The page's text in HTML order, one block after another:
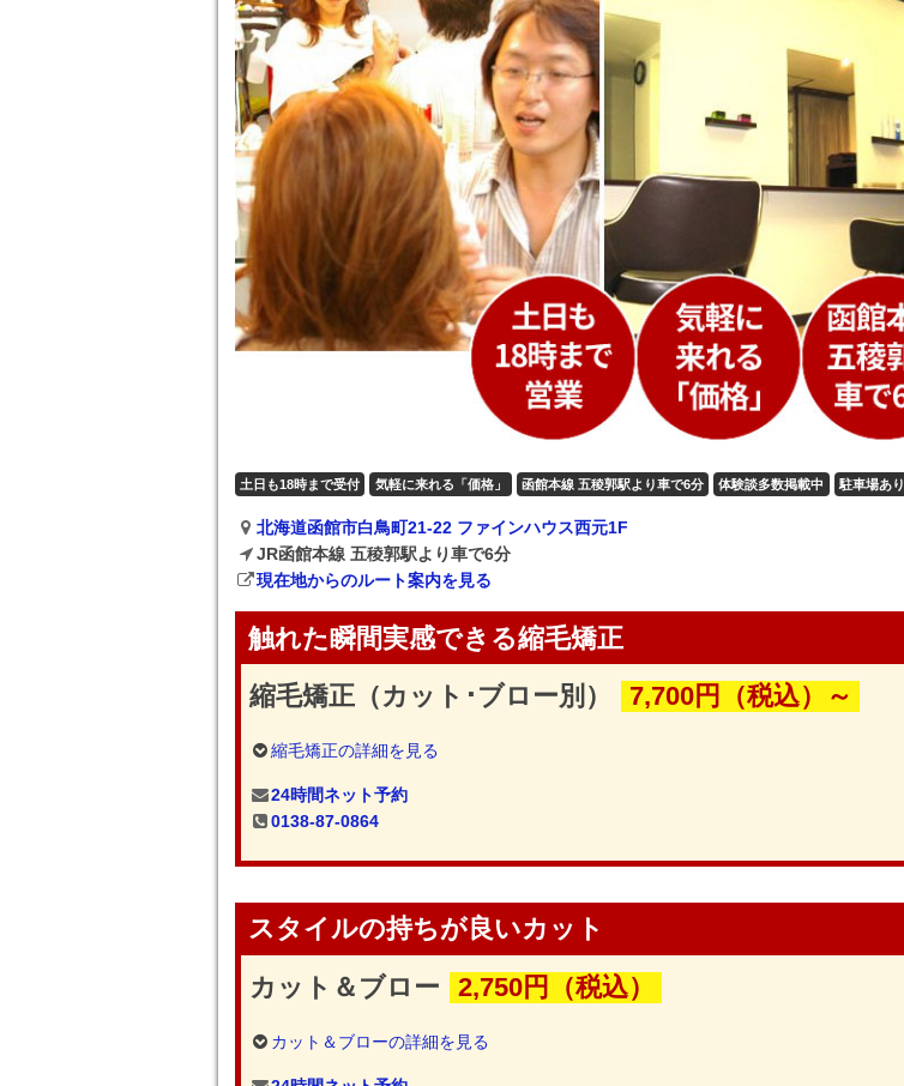
土日も18時まで受付 気軽に来れる「価格」 函館本線 五稜郭駅より車で6分 体験談多数掲載中 駐車場あり
北海道函館市白鳥町21-22 ファインハウス西元1F
JR函館本線 五稜郭駅より車で6分
現在地からのルート案内を見る
触れた瞬間実感できる縮毛矯正
縮毛矯正（カット･ブロー別）
7,700円（税込）～
縮毛矯正の詳細を見る
24時間ネット予約
0138-87-0864
スタイルの持ちが良いカット
カット＆ブロー
2,750円（税込）
カット＆ブローの詳細を見る